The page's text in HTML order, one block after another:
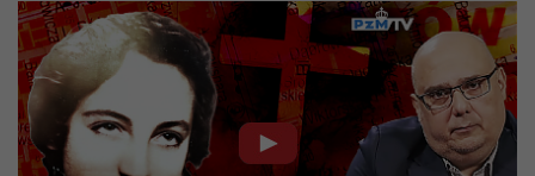
ją, jak powiadają, do nich przyzwyczaić i jak gdyby
zahartować dusze przeciw tego rodzaju
niebezpieczeństwom.
Bardzo oni błądzą, nie chcąc uznać przyrodzonej
ułomności natury ludzkiej i prawa, o którym mówił